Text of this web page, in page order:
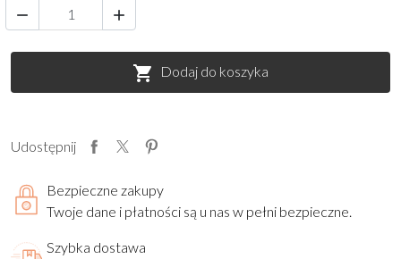
 
 Dodaj do koszyka
Udostępnij
Bezpieczne zakupy
Twoje dane i płatności są u nas w pełni bezpieczne.
Szybka dostawa